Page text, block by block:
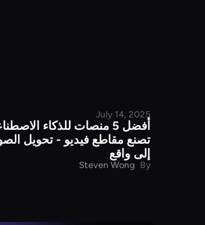
مقارنة المنتجات
July 14, 2025
أفضل 5 منصات للذكاء
تصنع مقاطع فيديو - تحويل
إلى واقع
By
Steven Wong